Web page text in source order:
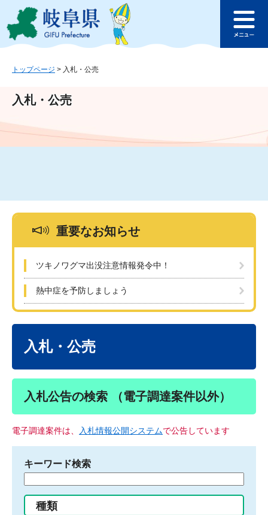
ジ
ュ
文
このページの本文へ
ュ
トップページ > 入札・公売
入札・公売
重要なお知らせ
ツキノワグマ出没注意情報発令中！
熱中症を予防しましょう
入札・公売
入札公告の検索 （電子調達案件以外）
電子調達案件は、 入札情報公開システムで公告しています
キーワード検索
種類